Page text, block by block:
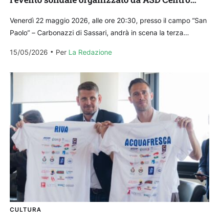
Venerdì 22 maggio 2026, alle ore 20:30, presso il campo “San
Paolo” – Carbonazzi di Sassari, andrà in scena la terza
15/05/2026
Per La Redazione
CULTURA